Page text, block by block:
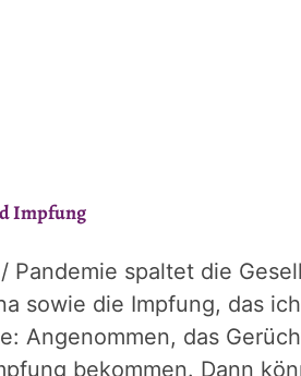
Impfung
Pandemie spaltet die
sowie die Impfung, das
Angenommen, das
bekommen. Dann